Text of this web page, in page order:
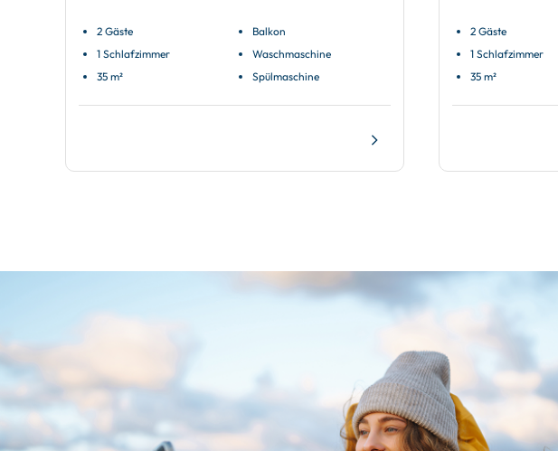
2 Gäste
1 Schlafzimmer
35 m²
Balkon
Waschmaschine
Spülmaschine
2 Gäste
1 Schlafzimmer
35 m²